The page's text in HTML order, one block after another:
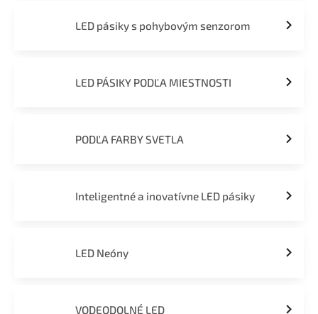
LED pásiky s pohybovým senzorom
LED PÁSIKY PODĽA MIESTNOSTI
PODĽA FARBY SVETLA
Inteligentné a inovatívne LED pásiky
LED Neóny
VODEODOLNÉ LED